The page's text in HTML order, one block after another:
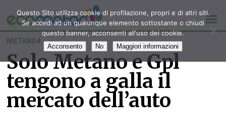
METANO4
Solo Metano e Gpl
tengono a galla il
mercato dell’auto
Questo Sito utilizza cookie di profilazione, propri e di altri siti.
Se accedi ad un qualunque elemento sottostante o chiudi
questo banner, acconsenti all'uso dei cookie.
Acconsento No Maggiori informazioni